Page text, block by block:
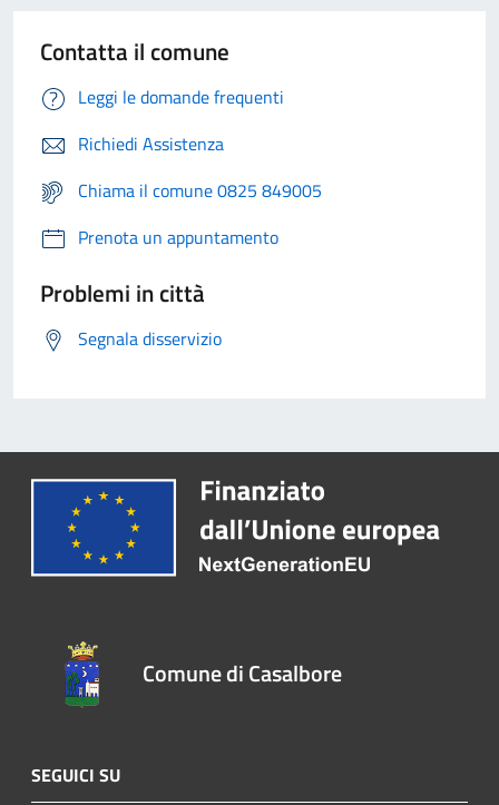
Contatta il comune
Leggi le domande frequenti
Richiedi Assistenza
Chiama il comune 0825 849005
Prenota un appuntamento
Problemi in città
Segnala disservizio
Comune di Casalbore
SEGUICI SU